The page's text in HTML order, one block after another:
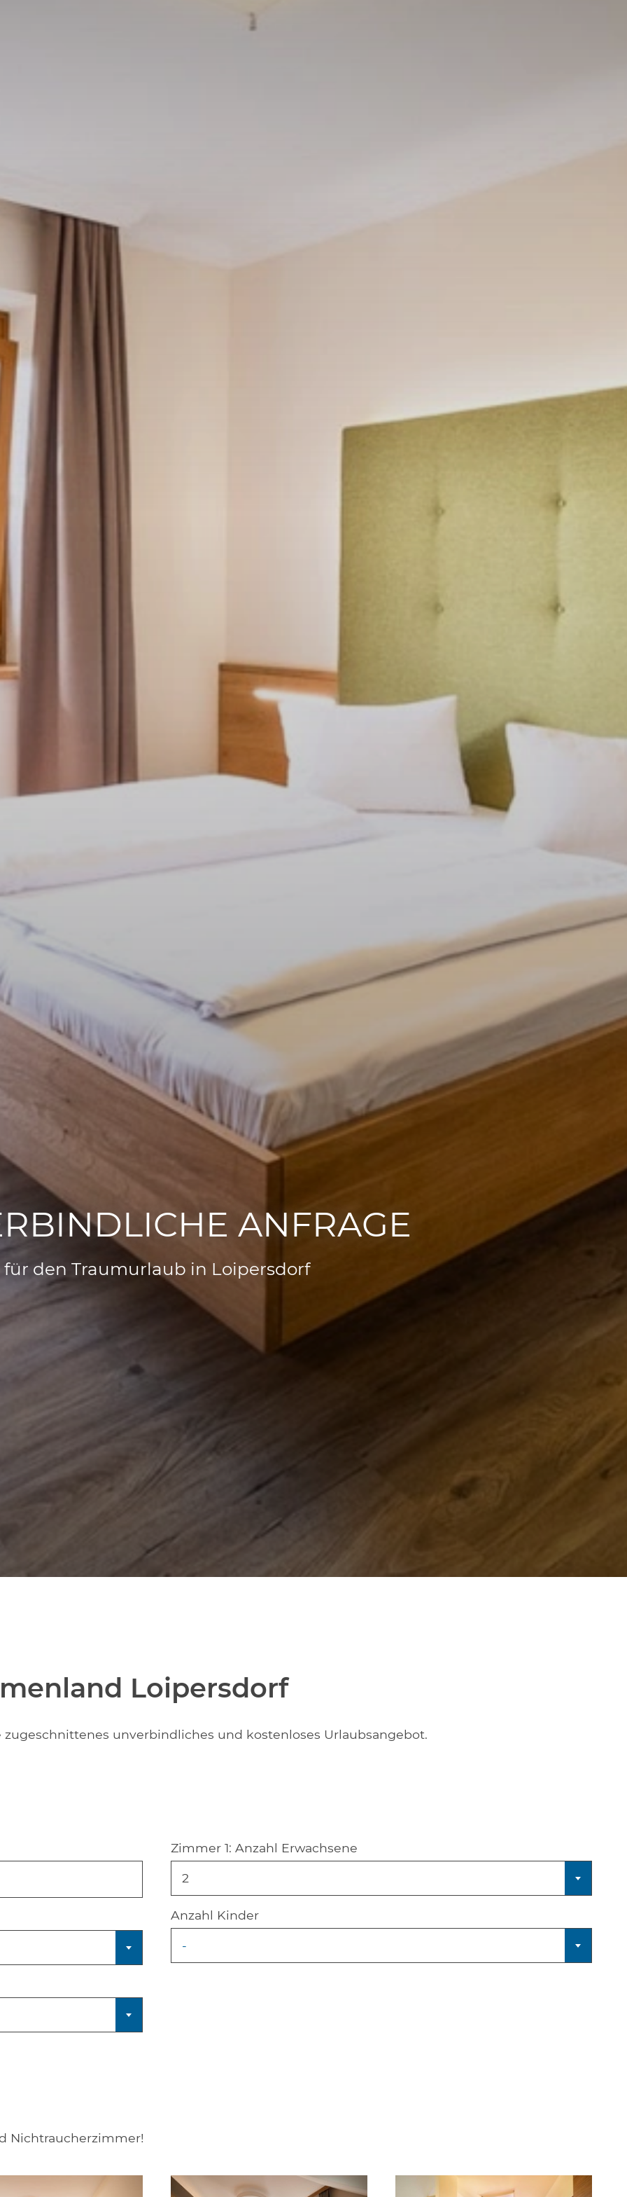
ANFRAGE
für den Traumurlaub in Loipersdorf
Loipersdorf
unverbindliches und kostenloses Urlaubsangebot.
Zimmer 1: Anzahl Erwachsene
2
Anzahl Kinder
-
Nichtraucherzimmer!